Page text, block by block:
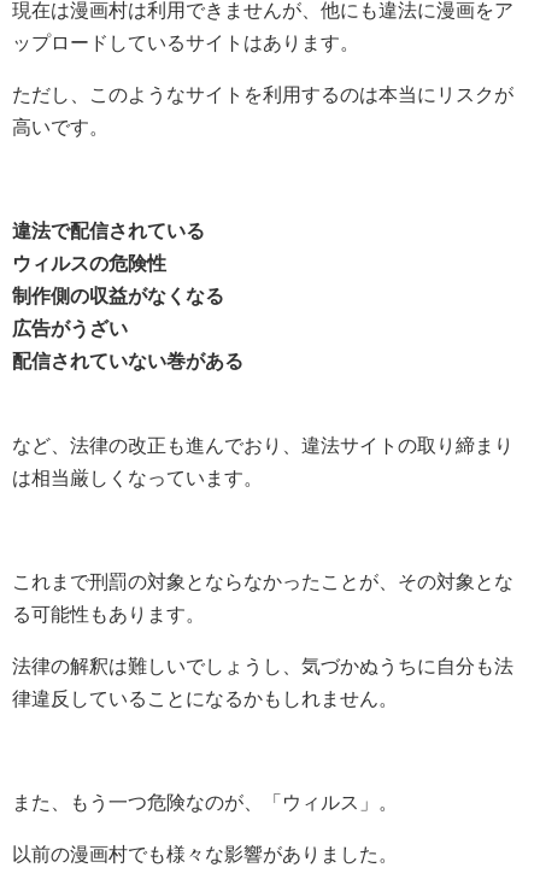
現在は漫画村は利用できませんが、他にも違法に漫画をア
ップロードしているサイトはあります。
ただし、このようなサイトを利用するのは本当にリスクが
高いです。
違法で配信されている
ウィルスの危険性
制作側の収益がなくなる
広告がうざい
配信されていない巻がある
など、法律の改正も進んでおり、違法サイトの取り締まり
は相当厳しくなっています。
これまで刑罰の対象とならなかったことが、その対象とな
る可能性もあります。
法律の解釈は難しいでしょうし、気づかぬうちに自分も法
律違反していることになるかもしれません。
また、もう一つ危険なのが、「ウィルス」。
以前の漫画村でも様々な影響がありました。